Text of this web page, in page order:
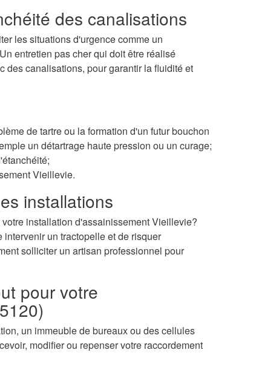
des canalisations
les situations d'urgence comme un
entretien pas cher qui doit être réalisé
des canalisations, pour garantir la fluidité et
de tartre ou la formation d'un futur bouchon
un détartrage haute pression ou un curage;
Vieillevie.
installations
installation d'assainissement Vieillevie?
un tractopelle et de risquer
solliciter un artisan professionnel pour
pour votre
un immeuble de bureaux ou des cellules
modifier ou repenser votre raccordement